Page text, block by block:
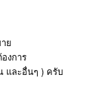
ย
งการ
และอื่นๆ ) ครับ